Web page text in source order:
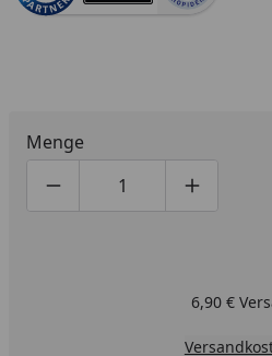
Menge
Produktmenge um eins
Produktmenge
6,90 €